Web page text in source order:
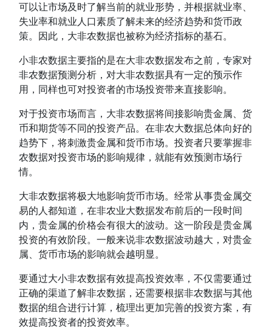
可以让市场及时了解当前的就业形势，并根据就业率、
失业率和就业人口素质了解未来的经济趋势和货币政
策。因此，大非农数据也被称为经济指标的基石。
小非农数据主要指的是在大非农数据发布之前，专家对
非农数据预测分析，对大非农数据具有一定的预示作
用，同样也可对投资者的市场投资带来直接影响。
对于投资市场而言，大非农数据将间接影响贵金属、货
币和期货等不同的投资产品。在非农大数据总体向好的
趋势下，将刺激贵金属和货币市场。投资者只要掌握非
农数据对投资市场的影响规律，就能有效预测市场行
情。
大非农数据将极大地影响货币市场。经常从事贵金属交
易的人都知道，在非农业大数据发布前后的一段时间
内，贵金属的价格会有很大的波动。这一阶段是贵金属
投资的有效阶段。一般来说非农数据波动越大，对贵金
属、货币市场的影响就会越明显。
要通过大小非农数据有效提高投资效率，不仅需要通过
正确的渠道了解非农数据，还需要根据非农数据与其他
数据的组合进行计算，梳理出更加完善的投资方案，有
效提高投资者的投资效率。